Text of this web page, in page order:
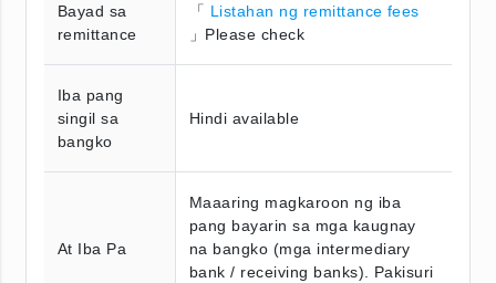
Bayad sa
remittance
「 Listahan ng remittance fees
」Please check
Iba pang
singil sa
bangko
Hindi available
At Iba Pa
Maaaring magkaroon ng iba
pang bayarin sa mga kaugnay
na bangko (mga intermediary
bank / receiving banks). Pakisuri